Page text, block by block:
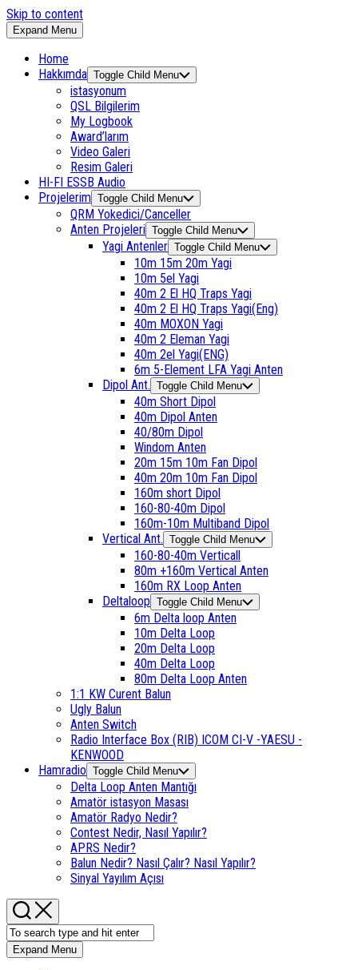
Skip to content
Expand Menu
Home
Hakkımda Toggle Child Menu
istasyonum
QSL Bilgilerim
My Logbook
Award’larım
Video Galeri
Resim Galeri
HI-FI ESSB Audio
Projelerim Toggle Child Menu
QRM Yokedici/Canceller
Anten Projeleri Toggle Child Menu
Yagi Antenler Toggle Child Menu
10m 15m 20m Yagi
10m 5el Yagi
40m 2 El HQ Traps Yagi
40m 2 El HQ Traps Yagi(Eng)
40m MOXON Yagi
40m 2 Eleman Yagi
40m 2el Yagi(ENG)
6m 5-Element LFA Yagi Anten
Dipol Ant. Toggle Child Menu
40m Short Dipol
40m Dipol Anten
40/80m Dipol
Windom Anten
20m 15m 10m Fan Dipol
40m 20m 10m Fan Dipol
160m short Dipol
160-80-40m Dipol
160m-10m Multiband Dipol
Vertical Ant. Toggle Child Menu
160-80-40m Verticall
80m +160m Vertical Anten
160m RX Loop Anten
Deltaloop Toggle Child Menu
6m Delta loop Anten
10m Delta Loop
20m Delta Loop
40m Delta Loop
80m Delta Loop Anten
1:1 KW Curent Balun
Ugly Balun
Anten Switch
Radio Interface Box (RIB) ICOM CI-V -YAESU -
KENWOOD
Hamradio Toggle Child Menu
Delta Loop Anten Mantığı
Amatör istasyon Masası
Amatör Radyo Nedir?
Contest Nedir, Nasıl Yapılır?
APRS Nedir?
Balun Nedir? Nasıl Çalır? Nasıl Yapılır?
Sinyal Yayılım Açısı
Expand Menu